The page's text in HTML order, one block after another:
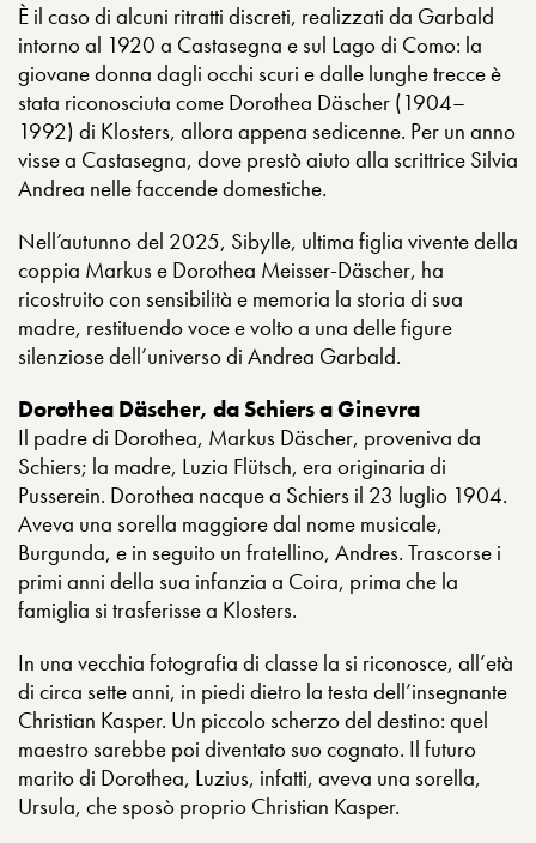
È il caso di alcuni ritratti discreti, realizzati da Garbald
intorno al 1920 a Castasegna e sul Lago di Como: la
giovane donna dagli occhi scuri e dalle lunghe trecce è
stata riconosciuta come Dorothea Däscher (1904–
1992) di Klosters, allora appena sedicenne. Per un anno
visse a Castasegna, dove prestò aiuto alla scrittrice Silvia
Andrea nelle faccende domestiche.
Nell’autunno del 2025, Sibylle, ultima figlia vivente della
coppia Markus e Dorothea Meisser-Däscher, ha
ricostruito con sensibilità e memoria la storia di sua
madre, restituendo voce e volto a una delle figure
silenziose dell’universo di Andrea Garbald.
Dorothea Däscher, da Schiers a Ginevra
Il padre di Dorothea, Markus Däscher, proveniva da
Schiers; la madre, Luzia Flütsch, era originaria di
Pusserein. Dorothea nacque a Schiers il 23 luglio 1904.
Aveva una sorella maggiore dal nome musicale,
Burgunda, e in seguito un fratellino, Andres. Trascorse i
primi anni della sua infanzia a Coira, prima che la
famiglia si trasferisse a Klosters.
In una vecchia fotografia di classe la si riconosce, all’età
di circa sette anni, in piedi dietro la testa dell’insegnante
Christian Kasper. Un piccolo scherzo del destino: quel
maestro sarebbe poi diventato suo cognato. Il futuro
marito di Dorothea, Luzius, infatti, aveva una sorella,
Ursula, che sposò proprio Christian Kasper.